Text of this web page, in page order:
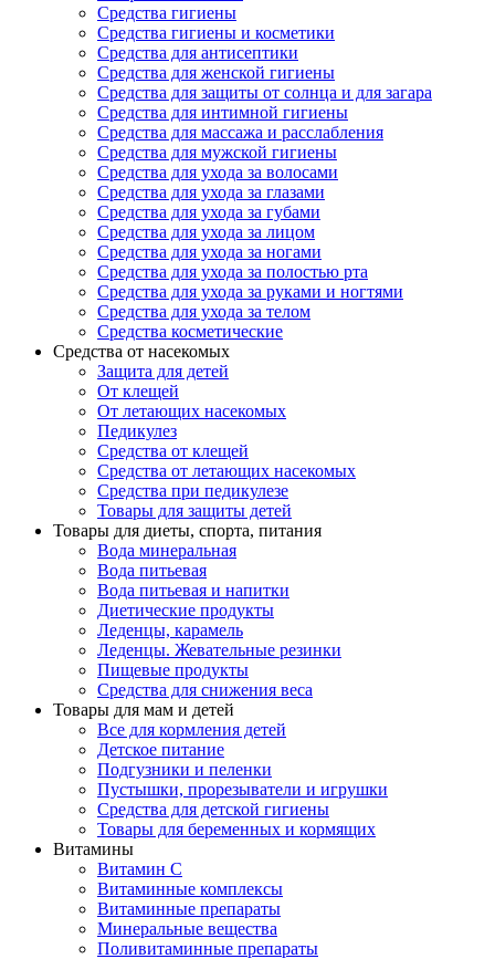
Средства гигиены
Средства гигиены и косметики
Средства для антисептики
Средства для женской гигиены
Средства для защиты от солнца и для загара
Средства для интимной гигиены
Средства для массажа и расслабления
Средства для мужской гигиены
Средства для ухода за волосами
Средства для ухода за глазами
Средства для ухода за губами
Средства для ухода за лицом
Средства для ухода за ногами
Средства для ухода за полостью рта
Средства для ухода за руками и ногтями
Средства для ухода за телом
Средства косметические
Средства от насекомых
Защита для детей
От клещей
От летающих насекомых
Педикулез
Средства от клещей
Средства от летающих насекомых
Средства при педикулезе
Товары для защиты детей
Товары для диеты, спорта, питания
Вода минеральная
Вода питьевая
Вода питьевая и напитки
Диетические продукты
Леденцы, карамель
Леденцы. Жевательные резинки
Пищевые продукты
Средства для снижения веса
Товары для мам и детей
Все для кормления детей
Детское питание
Подгузники и пеленки
Пустышки, прорезыватели и игрушки
Средства для детской гигиены
Товары для беременных и кормящих
Витамины
Витамин С
Витаминные комплексы
Витаминные препараты
Минеральные вещества
Поливитаминные препараты